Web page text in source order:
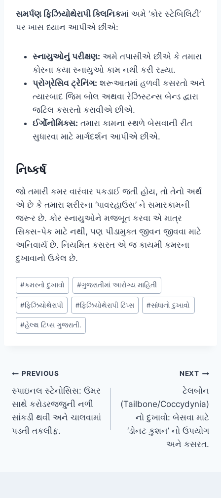
સમર્પણ ફિઝિયોથેરાપી ક્લિનિકમાં અમે ‘કોર સ્ટેબિલિટી’
પર ખાસ ધ્યાન આપીએ છીએ:
સ્નાયુઓનું પરીક્ષણ: અમે તપાસીએ છીએ કે તમારા
કોરના કયા સ્નાયુઓ કામ નથી કરી રહ્યા.
પ્રોગ્રેસિવ ટ્રેનિંગ: શરૂઆતમાં હળવી કસરતો અને
ત્યારબાદ જિમ બોલ અથવા રેઝિસ્ટન્સ બેન્ડ દ્વારા
જટિલ કસરતો કરાવીએ છીએ.
ઈર્ગોનોમિક્સ: તમારા કામના સ્થળે બેસવાની રીત
સુધારવા માટે માર્ગદર્શન આપીએ છીએ.
નિષ્કર્ષ
જો તમારી કમર વારંવાર પકડાઈ જતી હોય, તો તેનો અર્થ
એ છે કે તમારા શરીરના ‘પાવરહાઉસ’ ને સમારકામની
જરૂર છે. કોર સ્નાયુઓને મજબૂત કરવા એ માત્ર
સિક્સ-પેક માટે નથી, પણ પીડામુક્ત જીવન જીવવા માટે
અનિવાર્ય છે. નિયમિત કસરત એ જ કાયમી કમરના
દુખાવાનો ઉકેલ છે.
Post
Tags:
#કમરનો દુખાવો #ગુજરાતીમાં આરોગ્ય માહિતી
#ફિઝિયોથેરાપી #ફિઝિયોથેરાપી ટિપ્સ #સાંધાનો દુખાવો
#હેલ્થ ટિપ્સ ગુજરાતી.
Post
navigation
PREVIOUS
સ્પાઇનલ સ્ટેનોસિસ: ઉંમર
સાથે કરોડરજ્જુની નળી
સાંકડી થવી અને ચાલવામાં
પડતી તકલીફ.
NEXT
ટેલબોન
(Tailbone/Coccydynia)
નો દુખાવો: બેસવા માટે
‘ડોનટ કુશન’ નો ઉપયોગ
અને કસરત.